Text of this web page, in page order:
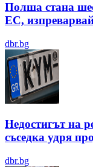
Полша стана
ЕС,
dbr.bg
Недостигът на
съседка удря
dbr.bg